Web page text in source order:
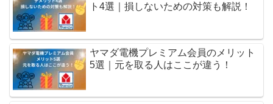
ト4選｜損しないための対策も解説！
ヤマダ電機プレミアム会員のメリット
5選｜元を取る人はここが違う！